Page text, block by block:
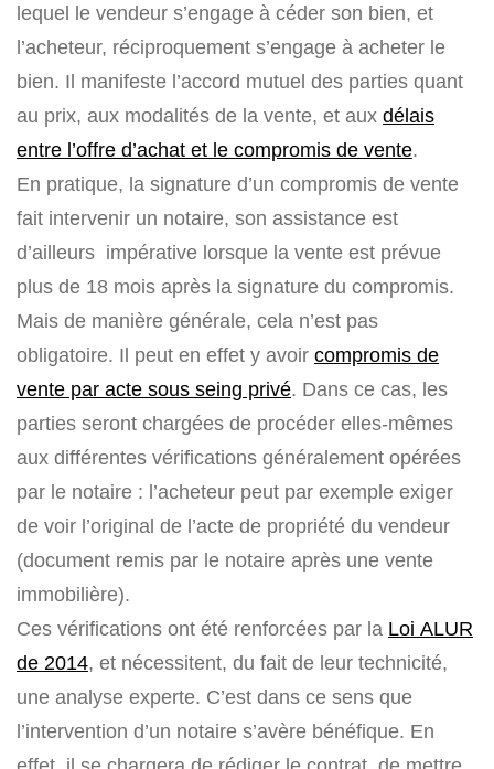
lequel le vendeur s’engage à céder son bien, et
l’acheteur, réciproquement s’engage à acheter le
bien. Il manifeste l’accord mutuel des parties quant
au prix, aux modalités de la vente, et aux délais
entre l’offre d’achat et le compromis de vente.
En pratique, la signature d’un compromis de vente
fait intervenir un notaire, son assistance est
d’ailleurs impérative lorsque la vente est prévue
plus de 18 mois après la signature du compromis.
Mais de manière générale, cela n’est pas
obligatoire. Il peut en effet y avoir compromis de
vente par acte sous seing privé. Dans ce cas, les
parties seront chargées de procéder elles-mêmes
aux différentes vérifications généralement opérées
par le notaire : l’acheteur peut par exemple exiger
de voir l’original de l’acte de propriété du vendeur
(document remis par le notaire après une vente
immobilière).
Ces vérifications ont été renforcées par la Loi ALUR
de 2014, et nécessitent, du fait de leur technicité,
une analyse experte. C’est dans ce sens que
l’intervention d’un notaire s’avère bénéfique. En